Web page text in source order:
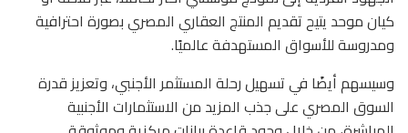
كيان موحد يتيح تقديم المنتج العقاري المصري بصورة احترافية
ومدروسة للأسواق المستهدفة عالميًا.
وسيسهم أيضًا في تسهيل رحلة المستثمر الأجنبي، وتعزيز قدرة
السوق المصري على جذب المزيد من الاستثمارات الأجنبية